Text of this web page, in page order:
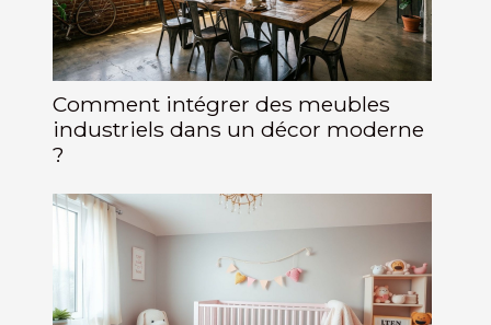
Comment intégrer des meubles
industriels dans un décor moderne
?